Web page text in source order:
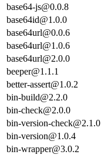
base64-js@0.0.8
base64id@1.0.0
base64url@0.0.6
base64url@1.0.6
base64url@2.0.0
beeper@1.1.1
better-assert@1.0.2
bin-build@2.2.0
bin-check@2.0.0
bin-version-check@2.1.0
bin-version@1.0.4
bin-wrapper@3.0.2